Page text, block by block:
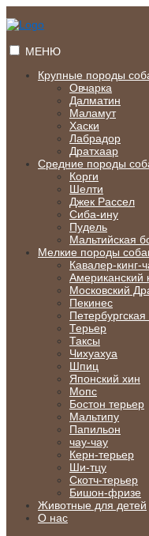
к
МЕНЮ
Крупные породы
Овчарка
Далматин
Маламут
Хаски
Лабрадор
Дратхаар
Средние породы
Корги
Шелти
Джек Рассел
Сиба-ину
Пудель
Мальтийская
Мелкие породы
Кавалер-кинг-
Американский
Московский
Пекинес
Терьер
Таксы
Чихуахуа
Шпиц
Японский хин
Мопс
Бостон терьер
Мальтипу
Папильон
чау-чау
Керн-терьер
Ши-тцу
Скотч-терьер
Бишон-фризе
Животные для детей
О нас